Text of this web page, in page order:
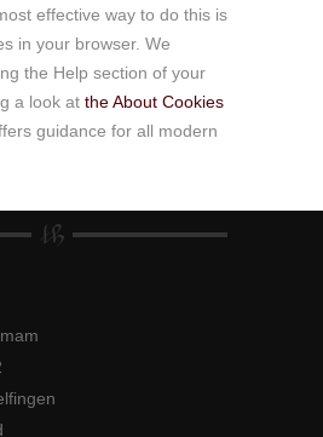
effective way to do this is
in your browser. We
the Help section of your
a look at the About Cookies
guidance for all modern